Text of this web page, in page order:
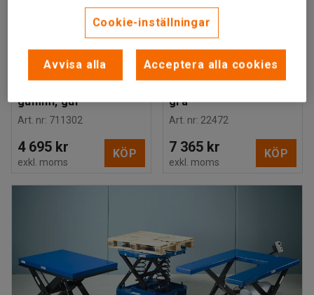
Pallyftare,
tystgående, 2500 kg,
1150 mm, singel,
gummi, gul
Art. nr: 711302
4 695 kr
exkl. moms
KÖP
KOBOLT
Pallyftare, Quicklift,
2000 kg, 2000 mm,
boggie, polyuretan,
grå
Art. nr: 22472
7 365 kr
exkl. moms
KÖP
Cookie-inställningar
Avvisa alla Acceptera alla cookies